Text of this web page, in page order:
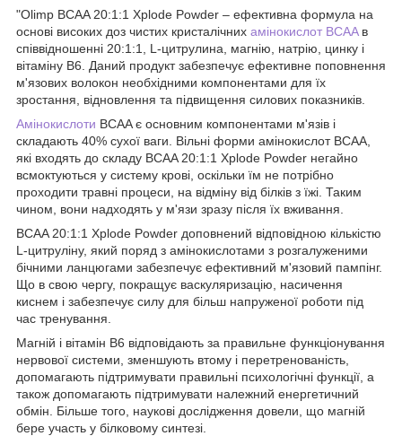
"Olimp BCAA 20:1:1 Xplode Powder – ефективна формула на
основі високих доз чистих кристалічних амінокислот BCAAв
співвідношенні 20:1:1, L-цитрулина, магнію, натрію, цинку і
вітаміну В6. Даний продукт забезпечує ефективне поповнення
м'язових волокон необхідними компонентами для їх
зростання, відновлення та підвищення силових показників.
Амінокислоти BCAA є основним компонентами м'язів і
складають 40% сухої ваги. Вільні форми амінокислот BCAA,
які входять до складу BCAA 20:1:1 Xplode Powder негайно
всмоктуються у систему крові, оскільки їм не потрібно
проходити травні процеси, на відміну від білків з їжі. Таким
чином, вони надходять у м'язи зразу після їх вживання.
BCAA 20:1:1 Xplode Powder доповнений відповідною кількістю
L-цитруліну, який поряд з амінокислотами з розгалуженими
бічними ланцюгами забезпечує ефективний м'язовий пампінг.
Що в свою чергу, покращує васкуляризацію, насичення
киснем і забезпечує силу для більш напруженої роботи під
час тренування.
Магній і вітамін B6 відповідають за правильне функціонування
нервової системи, зменшують втому і перетренованість,
допомагають підтримувати правильні психологічні функції, а
також допомагають підтримувати належний енергетичний
обмін. Більше того, наукові дослідження довели, що магній
бере участь у білковому синтезі.